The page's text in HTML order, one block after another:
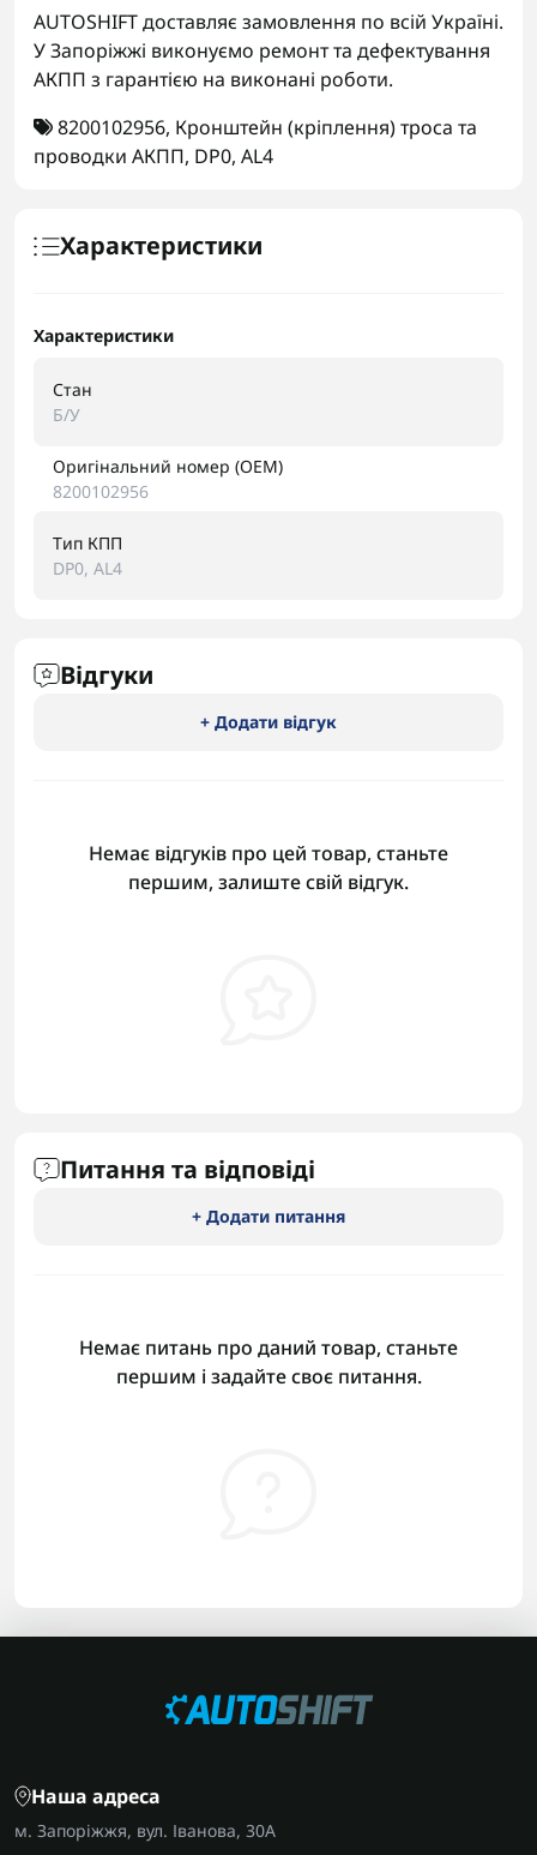
AUTOSHIFT доставляє замовлення по всій Україні.
У Запоріжжі виконуємо ремонт та дефектування
АКПП з гарантією на виконані роботи.
8200102956, Кронштейн (кріплення) троса та
проводки АКПП, DP0, AL4
Характеристики
Характеристики
Стан
Б/У
Оригінальний номер (OEM)
8200102956
Тип КПП
DP0, AL4
Відгуки
+ Додати відгук
Немає відгуків про цей товар, станьте
першим, залиште свій відгук.
Питання та відповіді
+ Додати питання
Немає питань про даний товар, станьте
першим і задайте своє питання.
Наша адреса
м. Запоріжжя, вул. Іванова, 30А